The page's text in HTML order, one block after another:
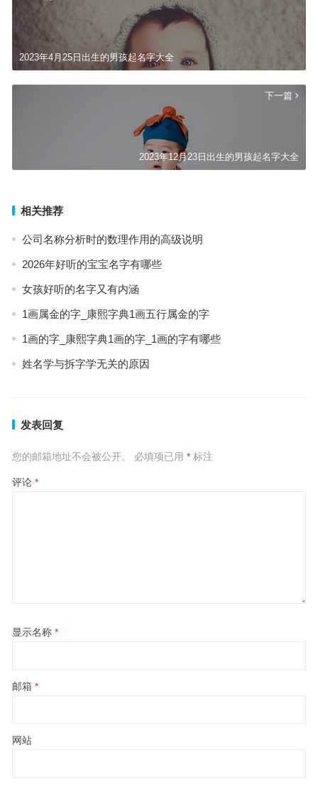
2023年4月25日出生的男孩起名字大全
下一篇
2023年12月23日出生的男孩起名字大全
相关推荐
公司名称分析时的数理作用的高级说明
2026年好听的宝宝名字有哪些
女孩好听的名字又有内涵
1画属金的字_康熙字典1画五行属金的字
1画的字_康熙字典1画的字_1画的字有哪些
姓名学与拆字学无关的原因
发表回复
您的邮箱地址不会被公开。 必填项已用 *标注
评论 *
显示名称 *
邮箱 *
网站